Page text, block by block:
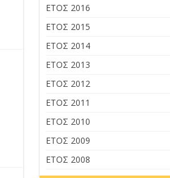
ΕΤΟΣ 2016
ΕΤΟΣ 2015
ΕΤΟΣ 2014
ΕΤΟΣ 2013
ΕΤΟΣ 2012
ΕΤΟΣ 2011
ΕΤΟΣ 2010
ΕΤΟΣ 2009
ΕΤΟΣ 2008